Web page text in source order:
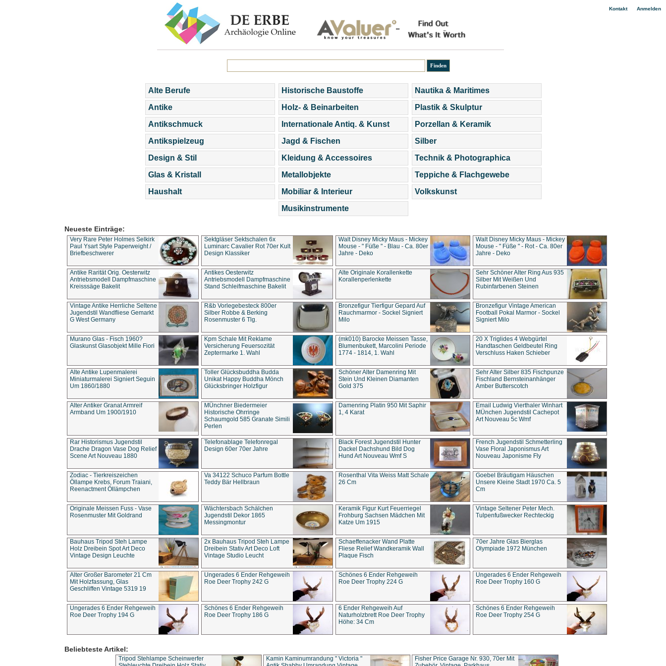
Kontakt| Anmelden
Alte Berufe
Antike
Antikschmuck
Antikspielzeug
Design & Stil
Glas & Kristall
Haushalt
Historische Baustoffe
Holz- & Beinarbeiten
Internationale Antiq. & Kunst
Jagd & Fischen
Kleidung & Accessoires
Metallobjekte
Mobiliar & Interieur
Musikinstrumente
Nautika & Maritimes
Plastik & Skulptur
Porzellan & Keramik
Silber
Technik & Photographica
Teppiche & Flachgewebe
Volkskunst
Neueste Einträge:
Very Rare Peter Holmes Selkirk
Paul Ysart Style Paperweight /
Briefbeschwerer
Sektgläser Sektschalen 6x
Luminarc Cavalier Rot 70er Kult
Design Klassiker
Walt Disney Micky Maus - Mickey
Mouse - " Füße " - Blau - Ca. 80er
Jahre - Deko
Walt Disney Micky Maus - Mickey
Mouse - " Füße " - Rot - Ca. 80er
Jahre - Deko
Antike Rarität Orig. Oesterwitz
Antriebsmodell Dampfmaschine
Kreisssäge Bakelit
Antikes Oesterwitz
Antriebsmodell Dampfmaschine
Stand Schleifmaschine Bakelit
Alte Originale Korallenkette
Korallenperlenkette
Sehr Schöner Alter Ring Aus 935
Silber Mit Weißen Und
Rubinfarbenen Steinen
Vintage Antike Herrliche Seltene
Jugendstil Wandfliese Gemarkt
G West Germany
R&b Vorlegebesteck 800er
Silber Robbe & Berking
Rosenmuster 6 Tlg.
Bronzefigur Tierfigur Gepard Auf
Rauchmarmor - Sockel Signiert
Milo
Bronzefigur Vintage American
Football Pokal Marmor - Sockel
Signiert Milo
Murano Glas - Fisch 1960?
Glaskunst Glasobjekt Mille Fiori
Kpm Schale Mit Reklame
Versicherung Feuersozität
Zeptermarke 1. Wahl
(mk010) Barocke Meissen Tasse,
Blumenbukett, Marcolini Periode
1774 - 1814, 1. Wahl
20 X Triglides 4 Webgürtel
Handtaschen Geldbeutel Ring
Verschluss Haken Schieber
Alte Antike Lupenmalerei
Miniaturmalerei Signiert Seguin
Um 1860/1880
Toller Glücksbuddha Budda
Unikat Happy Buddha Mönch
Glücksbringer Holzfigur
Schöner Alter Damenring Mit
Stein Und Kleinen Diamanten
Gold 375
Sehr Alter Silber 835 Fischpunze
Fischland Bernsteinanhänger
Amber Butterscotch
Alter Antiker Granat Armreif
Armband Um 1900/1910
MÜnchner Biedermeier
Historische Ohrringe
Schaumgold 585 Granate Simili
Perlen
Damenring Platin 950 Mit Saphir
1, 4 Karat
Email Ludwig Vierthaler Winhart
MÜnchen Jugendstil Cachepot
Art Nouveau 5c Wmf
Rar Historismus Jugendstil
Drache Dragon Vase Dog Relief
Scene Art Nouveau 1880
Telefonablage Telefonregal
Design 60er 70er Jahre
Black Forest Jugendstil Hunter
Dackel Dachshund Bild Dog
Hund Art Nouveau Wmf S
French Jugendstil Schmetterling
Vase Floral Japonismus Art
Nouveau Japonisme Fly
Zodiac - Tierkreiszeichen
Öllampe Krebs, Forum Traiani,
Reenactment Öllämpchen
Va 34122 Schuco Parfum Bottle
Teddy Bär Hellbraun
Rosenthal Vita Weiss Matt Schale
26 Cm
Goebel Bräutigam Häuschen
Unsere Kleine Stadt 1970 Ca. 5
Cm
Originale Meissen Fuss - Vase
Rosenmuster Mit Goldrand
Wächtersbach Schälchen
Jugendstil Dekor 1865
Messingmontur
Keramik Figur Kurt Feuerriegel
Frohburg Sachsen Mädchen Mit
Katze Um 1915
Vintage Seltener Peter Mech.
Tulpenfußwecker Rechteckig
Bauhaus Tripod Steh Lampe
Holz Dreibein Spot Art Deco
Vintage Design Leuchte
2x Bauhaus Tripod Steh Lampe
Dreibein Stativ Art Deco Loft
Vintage Studio Leucht
Schaeffenacker Wand Platte
Fliese Relief Wandkeramik Wall
Plaque Fisch
70er Jahre Glas Bierglas
Olympiade 1972 München
Alter Großer Barometer 21 Cm
Mit Holzfassung, Glas
Geschliffen Vintage 5319 19
Ungerades 6 Ender Rehgeweih
Roe Deer Trophy 242 G
Schönes 6 Ender Rehgeweih
Roe Deer Trophy 224 G
Ungerades 6 Ender Rehgeweih
Roe Deer Trophy 160 G
Ungerades 6 Ender Rehgeweih
Roe Deer Trophy 194 G
Schönes 6 Ender Rehgeweih
Roe Deer Trophy 186 G
6 Ender Rehgeweih Auf
Naturholzbrett Roe Deer Trophy
Höhe: 34 Cm
Schönes 6 Ender Rehgeweih
Roe Deer Trophy 254 G
Beliebteste Artikel:
Tripod Stehlampe Scheinwerfer
Kamin Kaminumrandung " Victoria "
Fisher Price Garage Nr. 930, 70er Mit